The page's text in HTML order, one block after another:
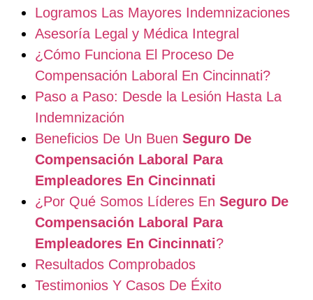
Logramos Las Mayores Indemnizaciones
Asesoría Legal y Médica Integral
¿Cómo Funciona El Proceso De
Compensación Laboral En Cincinnati?
Paso a Paso: Desde la Lesión Hasta La
Indemnización
Beneficios De Un Buen Seguro De
Compensación Laboral Para
Empleadores En Cincinnati
¿Por Qué Somos Líderes En Seguro De
Compensación Laboral Para
Empleadores En Cincinnati?
Resultados Comprobados
Testimonios Y Casos De Éxito